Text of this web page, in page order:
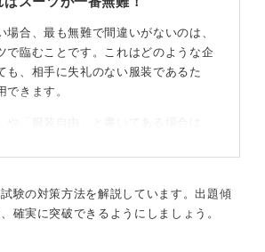
場合、最も無難で間違いがないのは、
で臨むことです。これはどのような企
も、相手に失礼のない服装であるた
きます。
や「服装自由」と書いてある場合は、
ょう。何でも良いわけではなく、清潔
験の対策方法を解説しています。出題傾
確実に突破できるようにしましょう。